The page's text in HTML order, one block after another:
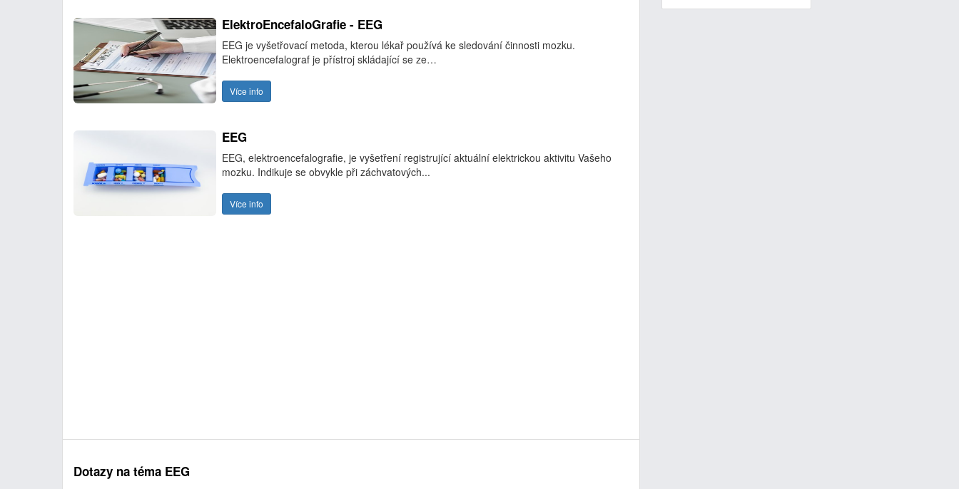
ElektroEncefaloGrafie - EEG
EEG je vyšetřovací metoda, kterou lékař používá ke sledování činnosti mozku.
Elektroencefalograf je přístroj skládající se ze…
Více info
EEG
EEG, elektroencefalografie, je vyšetření registrující aktuální elektrickou aktivitu Vašeho
mozku. Indikuje se obvykle při záchvatových...
Více info
Dotazy na téma EEG